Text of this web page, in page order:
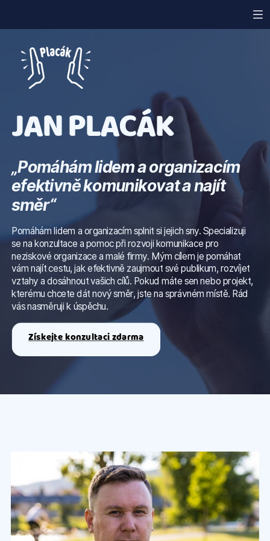
Získejte konzultaci zdarma
JAN PLACÁK
Pomáhám lidem a organizacím splnit si jejich sny. Specializuji
se na konzultace a pomoc při rozvoji komunikace pro
neziskové organizace a malé firmy. Mým cílem je pomáhat
vám najít cestu, jak efektivně zaujmout své publikum, rozvíjet
vztahy a dosáhnout vašich cílů. Pokud máte sen nebo projekt,
kterému chcete dát nový směr, jste na správném místě. Rád
vás nasměruji k úspěchu.
„Pomáhám lidem a organizacím
efektivně komunikovat a najít
směr“